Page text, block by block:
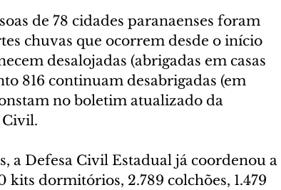
de 78 cidades paranaenses foram
chuvas que ocorrem desde o início
desalojadas (abrigadas em casas
816 continuam desabrigadas (em
no boletim atualizado da
Civil.
a Defesa Civil Estadual já coordenou a
kits dormitórios, 2.789 colchões, 1.479